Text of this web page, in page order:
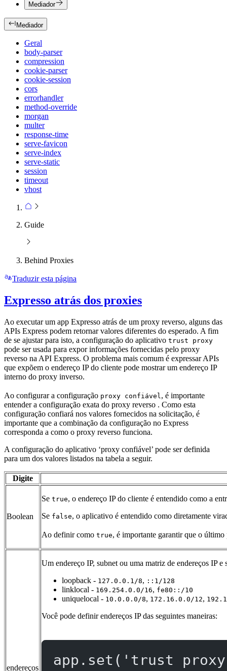
Mediador
Mediador
Geral
body-parser
compression
cookie-parser
cookie-session
cors
errorhandler
method-override
morgan
multer
response-time
serve-favicon
serve-index
serve-static
session
timeout
vhost
Guide
Behind Proxies
Traduzir esta página
Expresso atrás dos proxies
Ao executar um app Expresso atrás de um proxy reverso, alguns das
APIs Express podem retornar valores diferentes do esperado. A fim
de se ajustar para isto, a configuração do aplicativo trust proxy
pode ser usada para expor informações fornecidas pelo proxy
reverso na API Express. O problema mais comum é expressar APIs
que expõem o endereço IP do cliente pode mostrar um endereço IP
interno do proxy inverso.
Ao configurar a configuração proxy confiável , é importante
entender a configuração exata do proxy reverso . Como esta
configuração confiará nos valores fornecidos na solicitação, é
importante que a combinação da configuração no Express
corresponda a como o proxy reverso funciona.
A configuração do aplicativo ‘proxy confiável’ pode ser definida
para um dos valores listados na tabela a seguir.
Digite
Boolean
Se true, o endereço IP do cliente é entendido como a
Se false, o aplicativo é entendido como diretamente
Ao definir como true, é importante garantir que o
endereços
Um endereço IP, subnet ou uma matriz de endereços IP
loopback - 127.0.0.1/8, ::1/128
linklocal - 169.254.0.0/16, fe80::/10
uniquelocal - 10.0.0.0/8, 172.16.0.0/12,
Você pode definir endereços IP das seguintes maneiras:
app. set ( 'trust